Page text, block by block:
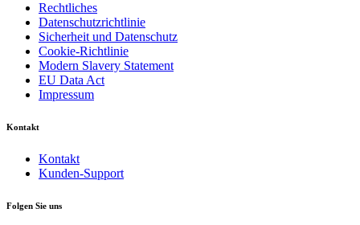
Rechtliches
Datenschutzrichtlinie
Sicherheit und Datenschutz
Cookie-Richtlinie
Modern Slavery Statement
EU Data Act
Impressum
Kontakt
Kontakt
Kunden-Support
Folgen Sie uns